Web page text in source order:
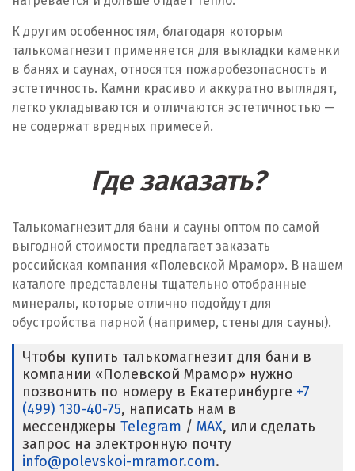
К другим особенностям, благодаря которым
талькомагнезит применяется для выкладки каменки
в банях и саунах, относятся пожаробезопасность и
эстетичность. Камни красиво и аккуратно выглядят,
легко укладываются и отличаются эстетичностью —
не содержат вредных примесей.
Где заказать?
Талькомагнезит для бани и сауны оптом по самой
выгодной стоимости предлагает заказать
российская компания «Полевской Мрамор». В нашем
каталоге представлены тщательно отобранные
минералы, которые отлично подойдут для
обустройства парной (например, стены для сауны).
Чтобы купить талькомагнезит для бани в
компании «Полевской Мрамор» нужно
позвонить по номеру в Екатеринбурге +7
(499) 130-40-75, написать нам в
мессенджеры Telegram / MAX, или сделать
запрос на электронную почту
info@polevskoi-mramor.com.